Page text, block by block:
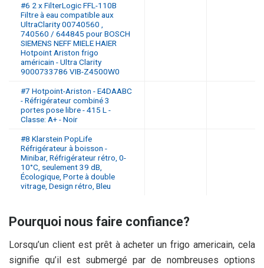
#6 2 x FilterLogic FFL-110B
Filtre à eau compatible aux
UltraClarity 00740560 ,
740560 / 644845 pour BOSCH
SIEMENS NEFF MIELE HAIER
Hotpoint Ariston frigo
américain - Ultra Clarity
9000733786 VIB-Z4500W0
#7 Hotpoint-Ariston - E4DAABC
- Réfrigérateur combiné 3
portes pose libre - 415 L -
Classe: A+ - Noir
#8 Klarstein PopLife
Réfrigérateur à boisson -
Minibar, Réfrigérateur rétro, 0-
10°C, seulement 39 dB,
Écologique, Porte à double
vitrage, Design rétro, Bleu
Pourquoi nous faire confiance?
Lorsqu’un client est prêt à acheter un frigo americain, cela
signifie qu’il est submergé par de nombreuses options